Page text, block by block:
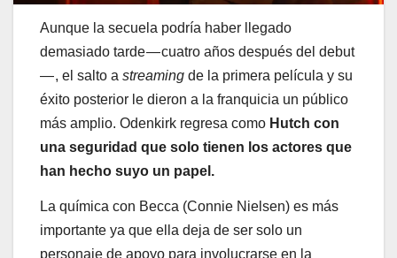
Aunque la secuela podría haber llegado
demasiado tarde — cuatro años después del debut
— , el salto a streaming de la primera película y su
éxito posterior le dieron a la franquicia un público
más amplio. Odenkirk regresa como Hutch con
una seguridad que solo tienen los actores que
han hecho suyo un papel.
La química con Becca (Connie Nielsen) es más
importante ya que ella deja de ser solo un
personaje de apoyo para involucrarse en la